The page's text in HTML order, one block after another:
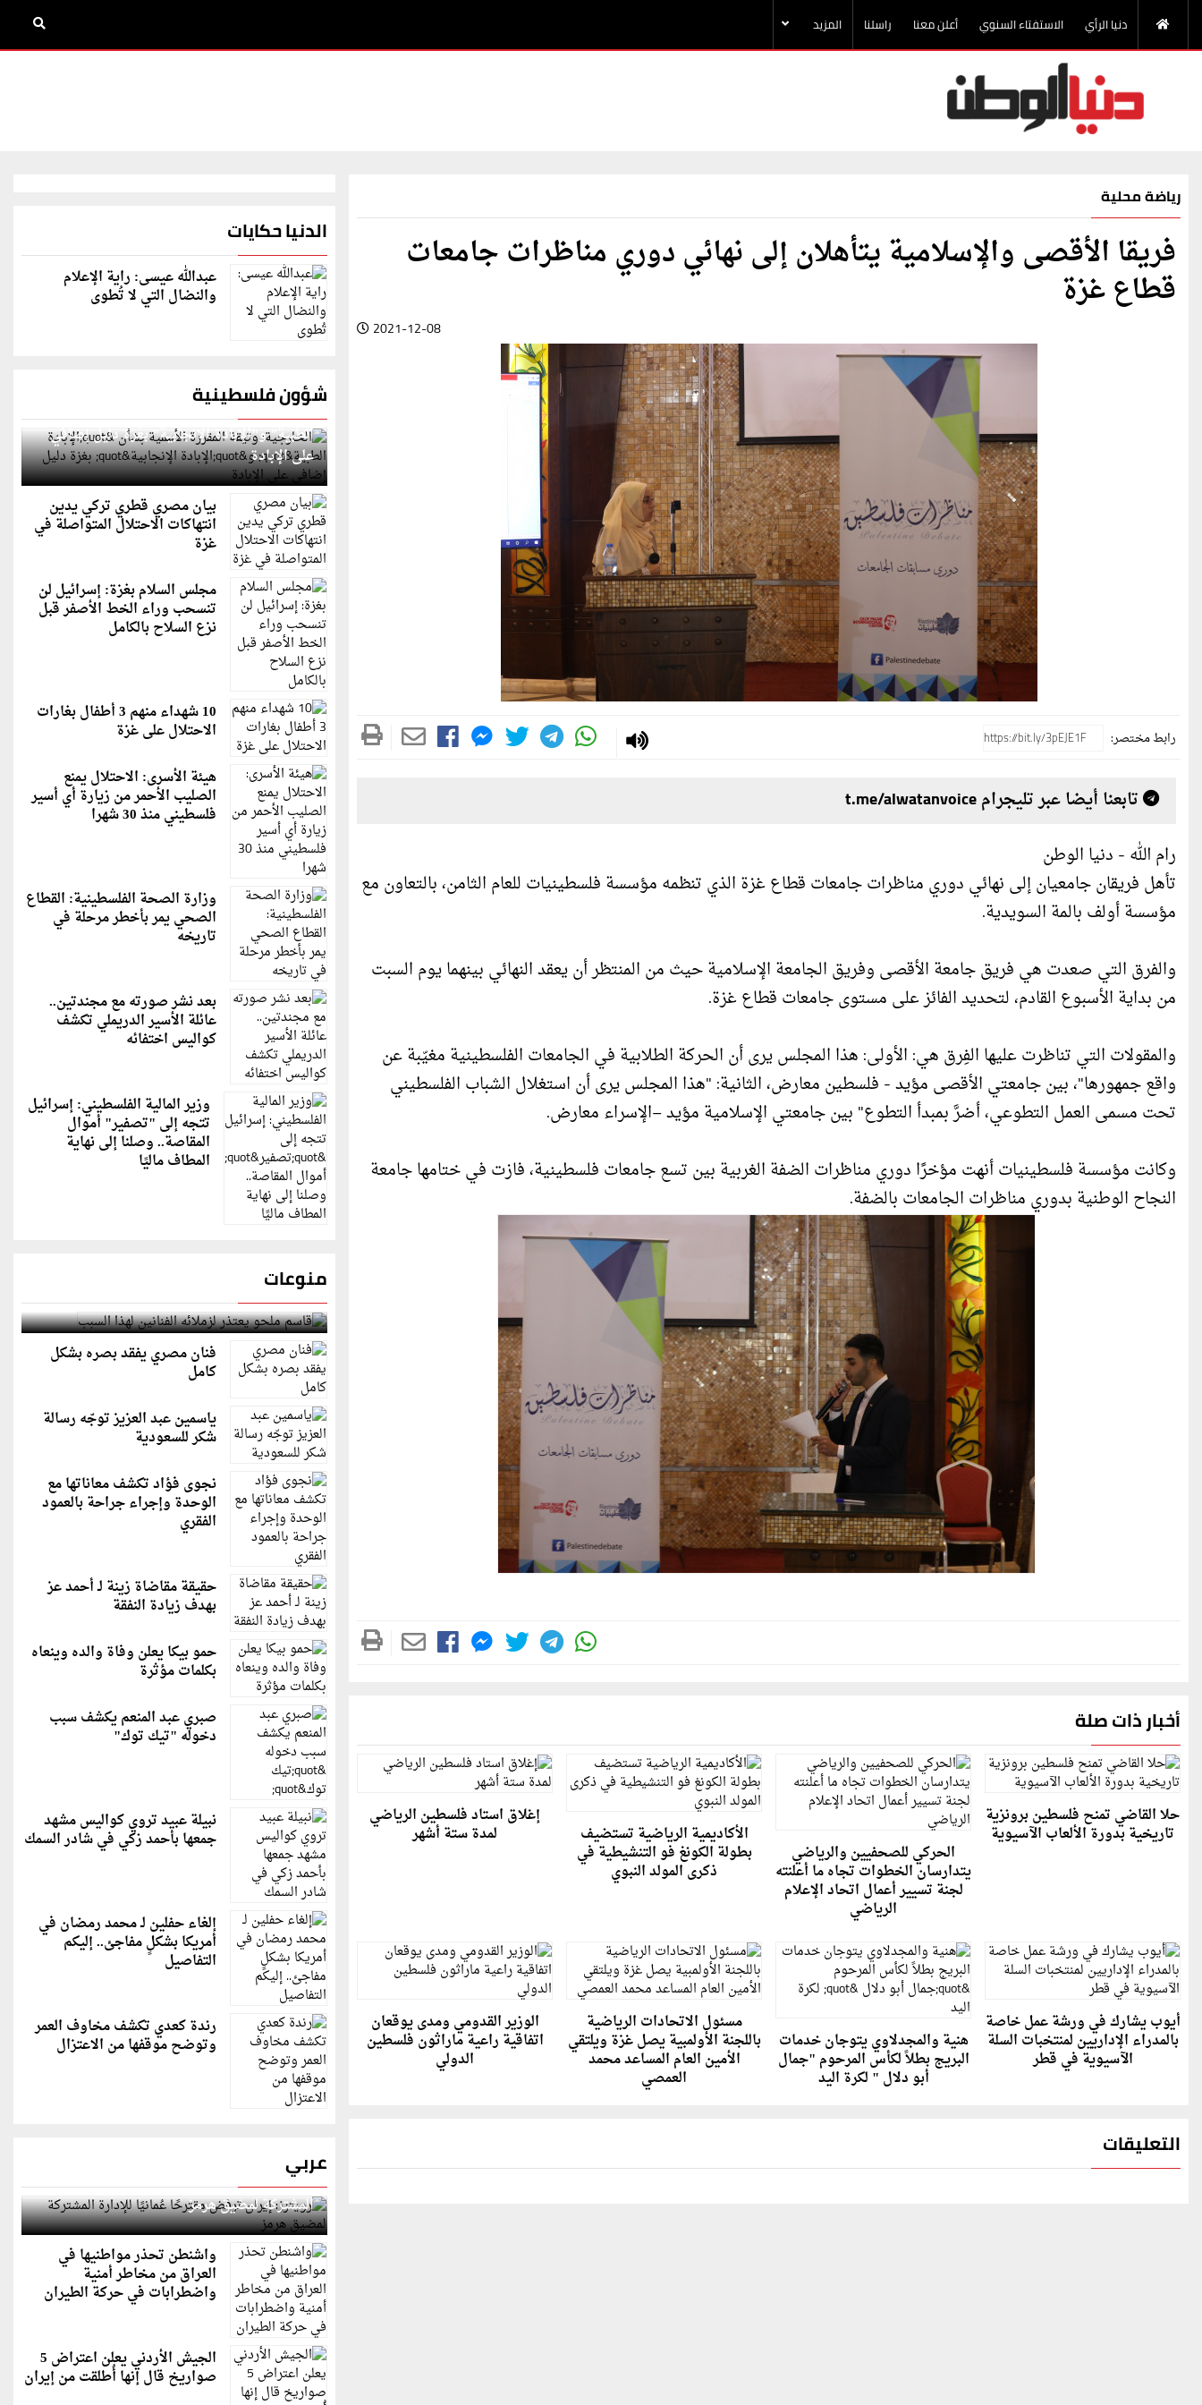
دنيا الرأي الاستفتاء السنوي أعلن معنا راسلنا المزيد
رياضة محلية
فريقا الأقصى والإسلامية يتأهلان إلى نهائي دوري مناظرات جامعات
قطاع غزة
2021-12-08
رابط مختصر:
تابعنا أيضا عبر تليجرام t.me/alwatanvoice
رام الله - دنيا الوطن
تأهل فريقان جامعيان إلى نهائي دوري مناظرات جامعات قطاع غزة الذي تنظمه مؤسسة فلسطينيات للعام الثامن، بالتعاون مع
مؤسسة أولف بالمة السويدية.
والفرق التي صعدت هي فريق جامعة الأقصى وفريق الجامعة الإسلامية حيث من المنتظر أن يعقد النهائي بينهما يوم السبت
من بداية الأسبوع القادم، لتحديد الفائز على مستوى جامعات قطاع غزة.
والمقولات التي تناظرت عليها الفِرق هي: الأولى: هذا المجلس يرى أن الحركة الطلابية في الجامعات الفلسطينية مغيّبة عن
واقع جمهورها"، بين جامعتي الأقصى مؤيد - فلسطين معارض، الثانية: "هذا المجلس يرى أن استغلال الشباب الفلسطيني
تحت مسمى العمل التطوعي، أضرَّ بمبدأ التطوع" بين جامعتي الإسلامية مؤيد –الإسراء معارض.
وكانت مؤسسة فلسطينيات أنهت مؤخرًا دوري مناظرات الضفة الغربية بين تسع جامعات فلسطينية، فازت في ختامها جامعة
النجاح الوطنية بدوري مناظرات الجامعات بالضفة.
أخبار ذات صلة
حلا القاضي تمنح فلسطين برونزية
تاريخية بدورة الألعاب الآسيوية
الحركي للصحفيين والرياضي
يتدارسان الخطوات تجاه ما أعلنته
لجنة تسيير أعمال اتحاد الإعلام
الرياضي
الأكاديمية الرياضية تستضيف
بطولة الكونغ فو التنشيطية في
ذكرى المولد النبوي
إغلاق استاد فلسطين الرياضي
لمدة ستة أشهر
أيوب يشارك في ورشة عمل خاصة
بالمدراء الإداريين لمنتخبات السلة
الآسيوية في قطر
هنية والمجدلاوي يتوجان خدمات
البريج بطلاً لكأس المرحوم "جمال
أبو دلال " لكرة اليد
مسئول الاتحادات الرياضية
باللجنة الأولمبية يصل غزة ويلتقي
الأمين العام المساعد محمد
العمصي
الوزير القدومي ومدى يوقعان
اتفاقية راعية ماراثون فلسطين
الدولي
التعليقات
الدنيا حكايات
عبدالله عيسى: راية الإعلام
والنضال التي لا تُطوى
شؤون فلسطينية
الخارجية: وثيقة المقررة الأممية بشأن "الإبادة
الطبية" و"الإبادة الإنجابية" بغزة دليل إضافي
على الإبادة
بيان مصري قطري تركي يدين
انتهاكات الاحتلال المتواصلة في
غزة
مجلس السلام بغزة: إسرائيل لن
تنسحب وراء الخط الأصفر قبل
نزع السلاح بالكامل
10 شهداء منهم 3 أطفال بغارات
الاحتلال على غزة
هيئة الأسرى: الاحتلال يمنع
الصليب الأحمر من زيارة أي أسير
فلسطيني منذ 30 شهرا
وزارة الصحة الفلسطينية: القطاع
الصحي يمر بأخطر مرحلة في
تاريخه
بعد نشر صورته مع مجندتين..
عائلة الأسير الدريملي تكشف
كواليس اختفائه
وزير المالية الفلسطيني: إسرائيل
تتجه إلى "تصفير" أموال
المقاصة.. وصلنا إلى نهاية
المطاف ماليًا
منوعات
قاسم ملحو يعتذر لزملائه الفنانين لهذا السبب
فنان مصري يفقد بصره بشكل
كامل
ياسمين عبد العزيز توجّه رسالة
شكر للسعودية
نجوى فؤاد تكشف معاناتها مع
الوحدة وإجراء جراحة بالعمود
الفقري
حقيقة مقاضاة زينة لـ أحمد عز
بهدف زيادة النفقة
حمو بيكا يعلن وفاة والده وينعاه
بكلمات مؤثرة
صبري عبد المنعم يكشف سبب
دخوله "تيك توك"
نبيلة عبيد تروي كواليس مشهد
جمعها بأحمد زكي في شادر السمك
إلغاء حفلين لـ محمد رمضان في
أمريكا بشكلٍ مفاجئ.. إليكم
التفاصيل
رندة كعدي تكشف مخاوف العمر
وتوضح موقفها من الاعتزال
عربي
رويترز: إيران ترفض مقترحًا عُمانيًا للإدارة
المشتركة لمضيق هرمز
واشنطن تحذر مواطنيها في
العراق من مخاطر أمنية
واضطرابات في حركة الطيران
الجيش الأردني يعلن اعتراض 5
صواريخ قال إنها أُطلقت من إيران